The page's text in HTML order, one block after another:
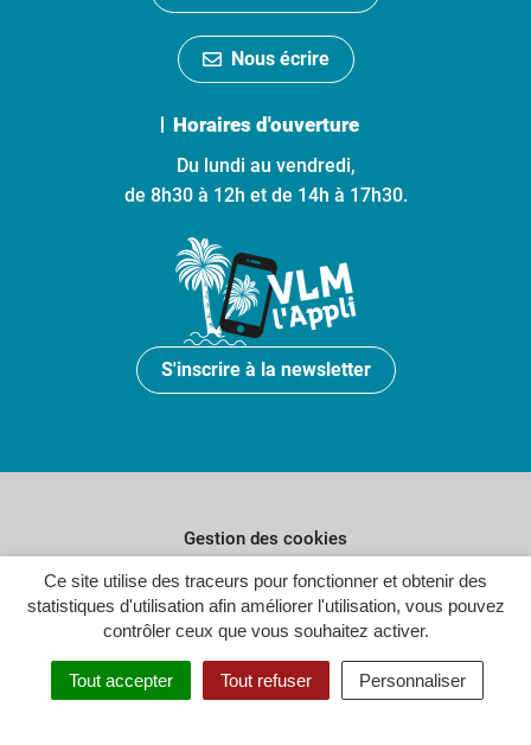
Ce site utilise des traceurs pour fonctionner et obtenir des
statistiques d'utilisation afin améliorer l'utilisation, vous pouvez
contrôler ceux que vous souhaitez activer.
Tout accepter Tout refuser Personnaliser
Nous écrire
Horaires d'ouverture
Du lundi au vendredi,
de 8h30 à 12h et de 14h à 17h30.
S'inscrire à la newsletter
Gestion des cookies
Plan du site
Politique de confidentialité
Crédits